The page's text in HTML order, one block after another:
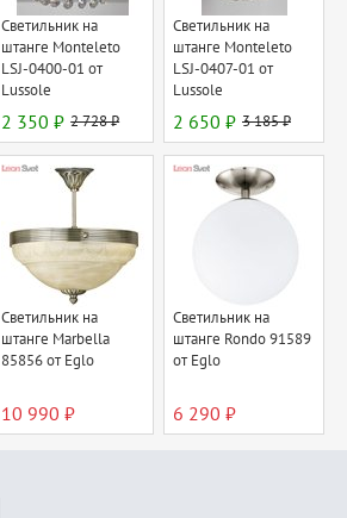
Светильник на
штанге Monteleto
LSJ-0400-01 от
Lussole
2 350 ₽ 2 728 ₽
Светильник на
штанге Monteleto
LSJ-0407-01 от
Lussole
2 650 ₽ 3 185 ₽
Светильник на
штанге Marbella
85856 от Eglo
10 990 ₽
Светильник на
штанге Rondo 91589
от Eglo
6 290 ₽